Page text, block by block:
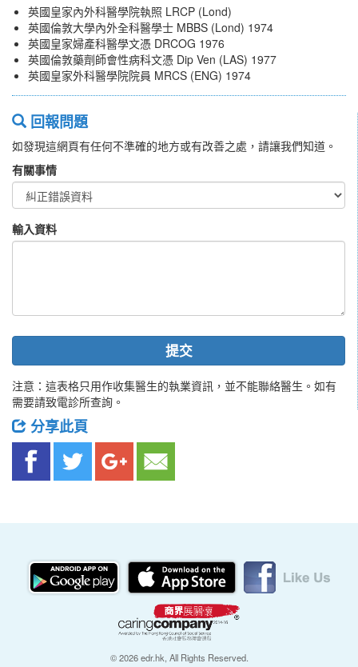
英國皇家內外科醫學院執照 LRCP (Lond)
英國倫敦大學內外全科醫學士 MBBS (Lond) 1974
英國皇家婦產科醫學文憑 DRCOG 1976
英國倫敦藥劑師會性病科文憑 Dip Ven (LAS) 1977
英國皇家外科醫學院院員 MRCS (ENG) 1974
回報問題
如發現這網頁有任何不準確的地方或有改善之處，請讓我們知道。
有關事情
輸入資料
提交
注意：這表格只用作收集醫生的執業資訊，並不能聯絡醫生。如有
需要請致電診所查詢。
分享此頁
© 2026 edr.hk, All Rights Reserved.